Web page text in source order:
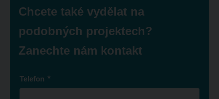
Chcete také vydělat na
podobných projektech?
Zanechte nám kontakt
Telefon *